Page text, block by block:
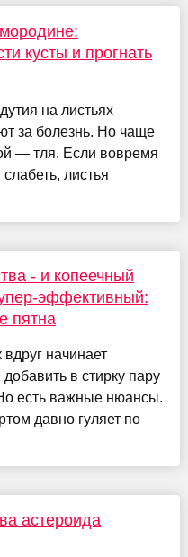
кусты и прогнать
на листьях
за болезнь. Но чаще
— тля. Если вовремя
листья
- и копеечный
эффективный:
пятна
начинает
в стирку пару
есть важные нюансы.
давно гуляет по
астероида